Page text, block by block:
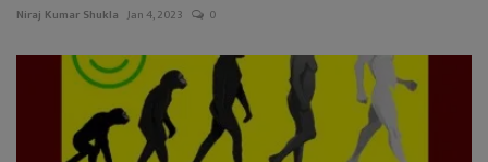
Niraj Kumar Shukla Jan 4, 2023 0